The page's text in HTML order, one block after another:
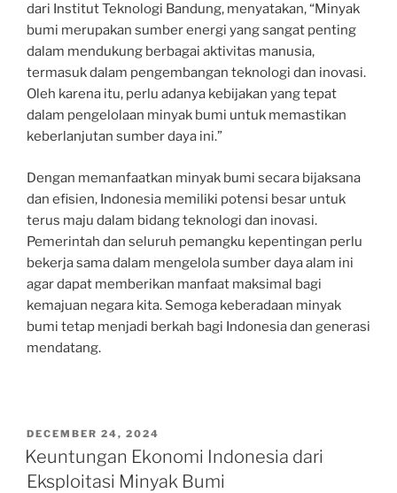
dari Institut Teknologi Bandung, menyatakan, “Minyak
bumi merupakan sumber energi yang sangat penting
dalam mendukung berbagai aktivitas manusia,
termasuk dalam pengembangan teknologi dan inovasi.
Oleh karena itu, perlu adanya kebijakan yang tepat
dalam pengelolaan minyak bumi untuk memastikan
keberlanjutan sumber daya ini.”
Dengan memanfaatkan minyak bumi secara bijaksana
dan efisien, Indonesia memiliki potensi besar untuk
terus maju dalam bidang teknologi dan inovasi.
Pemerintah dan seluruh pemangku kepentingan perlu
bekerja sama dalam mengelola sumber daya alam ini
agar dapat memberikan manfaat maksimal bagi
kemajuan negara kita. Semoga keberadaan minyak
bumi tetap menjadi berkah bagi Indonesia dan generasi
mendatang.
POSTED
ON
DECEMBER 24, 2024
Keuntungan Ekonomi Indonesia dari
Eksploitasi Minyak Bumi